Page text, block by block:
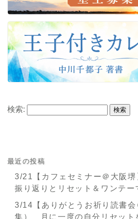
検索:
最近の投稿
3/21【カフェセミナー＠大阪
振り返りとリセット＆ワンテー
3/14【ありがとうお祈り読書会
集） 月に一度の自分リセット